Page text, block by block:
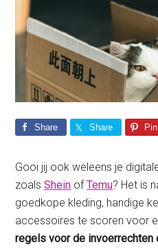
Share Share Pin
Gooi jij ook weleens je
zoalsShein ofTemu? Het is
goedkope kleding, handige
accessoires te scoren voor
regels voor de invoerrechten